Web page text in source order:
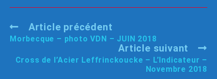
Article précédent
Morbecque – photo VDN – JUIN 2018
Article suivant
Cross de l’Acier Leffrinckoucke – L’Indicateur –
Novembre 2018